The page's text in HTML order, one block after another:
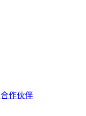
合作伙伴